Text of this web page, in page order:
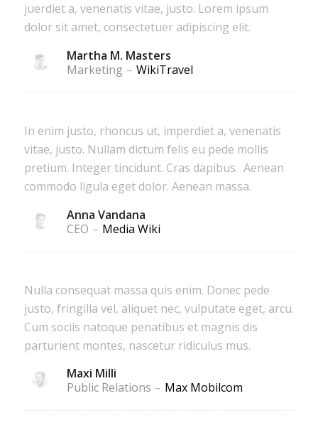
juerdiet a, venenatis vitae, justo. Lorem ipsum
dolor sit amet, consectetuer adipiscing elit.
Martha M. Masters
Marketing – WikiTravel
In enim justo, rhoncus ut, imperdiet a, venenatis
vitae, justo. Nullam dictum felis eu pede mollis
pretium. Integer tincidunt. Cras dapibus. Aenean
commodo ligula eget dolor. Aenean massa.
Anna Vandana
CEO – Media Wiki
Nulla consequat massa quis enim. Donec pede
justo, fringilla vel, aliquet nec, vulputate eget, arcu.
Cum sociis natoque penatibus et magnis dis
parturient montes, nascetur ridiculus mus.
Maxi Milli
Public Relations – Max Mobilcom